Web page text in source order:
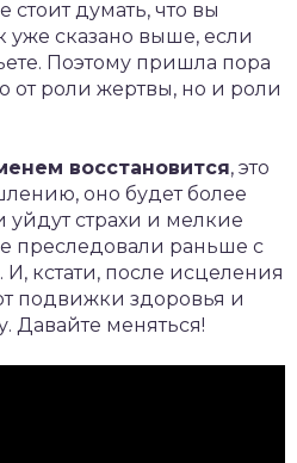
стоит думать, что вы
уже сказано выше, если
Поэтому пришла пора
от роли жертвы, но и роли
восстановится, это
оно будет более
страхи и мелкие
преследовали раньше с
кстати, после исцеления
подвижки здоровья и
Давайте меняться!